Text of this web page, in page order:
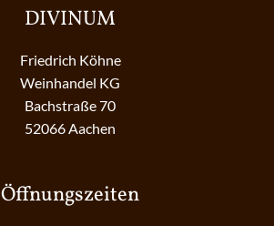
DIVINUM
Friedrich Köhne
Weinhandel KG
Bachstraße 70
52066 Aachen
Öffnungszeiten